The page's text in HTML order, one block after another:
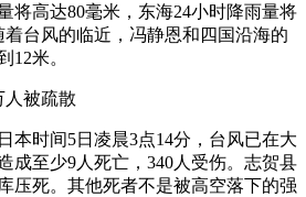
将高达80毫米，东海24小时降雨量将
台风的临近，冯静恩和四国沿海的
12米。
人被疏散
本时间5日凌晨3点14分，台风已在大
成至少9人死亡，340人受伤。志贺县
压死。其他死者不是被高空落下的强